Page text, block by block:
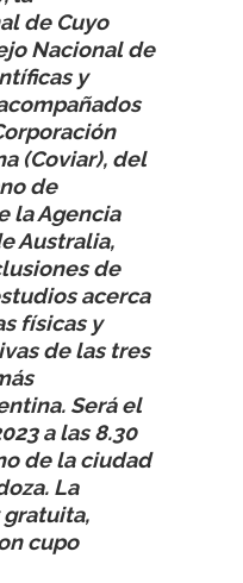
de Cuyo
Nacional de
y
(Coviar), del
de
la Agencia
Australia,
de
acerca
físicas y
de las tres
Será el
a las 8.30
de la ciudad
La
gratuita,
cupo